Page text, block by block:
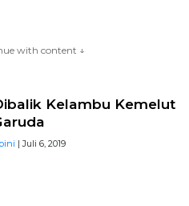
with content ↓
Kelambu Kemelut
| Juli 6, 2019